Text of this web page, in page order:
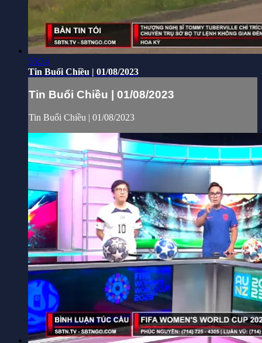
55:34
Tin Buổi Chiều | 01/08/2023
Tin Buổi Chiều | 01/08/2023
Tin Buổi Chiều | 01/08/2023